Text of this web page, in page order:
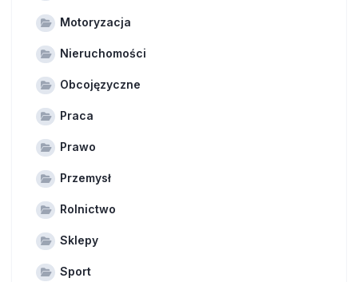
Motoryzacja
Nieruchomości
Obcojęzyczne
Praca
Prawo
Przemysł
Rolnictwo
Sklepy
Sport